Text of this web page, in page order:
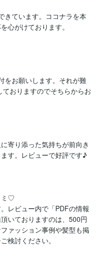
きています。ココナラを本
心がけております。
をお願いします。それが難
おりますのでそちらからお
寄り添った気持ちが前向き
す。レビューで好評です♪
ミ♡
レビュー内で「PDFの情報
いておりますのは、500円
ァッション事例や髪型も掲
検討ください。